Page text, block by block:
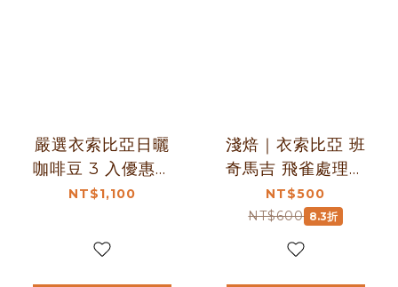
嚴選衣索比亞日曬
咖啡豆 3 入優惠組
｜桃子甜心、班
啡
NT$1,100
淺焙｜衣索比亞 班
奇馬吉 飛雀處理站
頂級 G1 藝伎 水洗
咖啡豆 半磅
(227g±5g )｜暖窩
NT$500
NT$600 8.3折